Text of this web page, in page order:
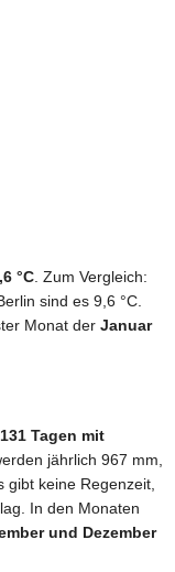
°C . Zum Vergleich:
sind es 9,6 °C.
Monat der Januar
131 Tagen mit
jährlich 967 mm,
gibt keine Regenzeit,
In den Monaten
und Dezember